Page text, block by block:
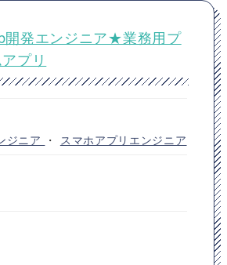
開発エンジニア★業務用プ
プリ
ジニア ・ スマホアプリエンジニア